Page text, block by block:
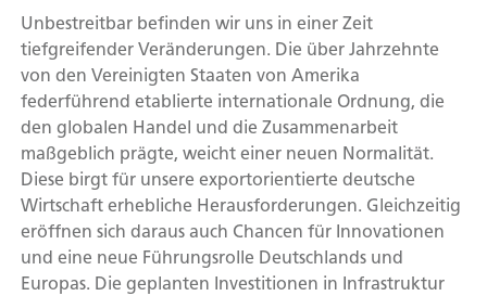
Unbestreitbar befinden wir uns in einer Zeit
tiefgreifender Veränderungen. Die über Jahrzehnte
von den Vereinigten Staaten von Amerika
federführend etablierte internationale Ordnung, die
den globalen Handel und die Zusammenarbeit
maßgeblich prägte, weicht einer neuen Normalität.
Diese birgt für unsere exportorientierte deutsche
Wirtschaft erhebliche Herausforderungen. Gleichzeitig
eröffnen sich daraus auch Chancen für Innovationen
und eine neue Führungsrolle Deutschlands und
Europas. Die geplanten Investitionen in Infrastruktur